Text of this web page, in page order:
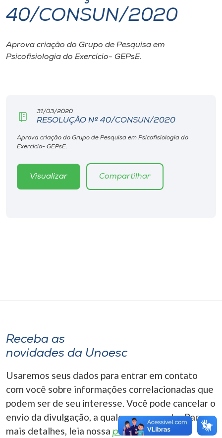
I.nova
Diplomados
CPA
Biblioteca
Editora
A-
40/CONSUN/2020
Aprova criação do Grupo de Pesquisa em
Psicofisiologia do Exercício- GEPsE.
31/03/2020
RESOLUÇÃO Nº 40/CONSUN/2020
Aprova criação do Grupo de Pesquisa em Psicofisiologia do
Exercício- GEPsE.
Visualizar Compartilhar
Receba as
novidades da Unoesc
Usaremos seus dados para entrar em contato
com você sobre informações correlacionadas que
podem ser de seu interesse. Você pode cancelar o
envio da divulgação, a qualquer momento. Para
mais detalhes, leia nossa política de